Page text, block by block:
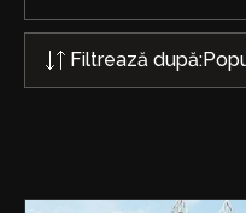
Filtrează după: